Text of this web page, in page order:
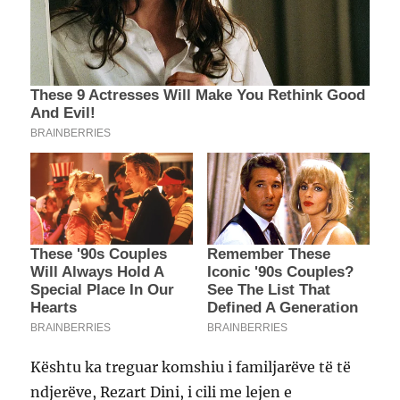
Kështu ka treguar komshiu i familjarëve të të
ndjerëve, Rezart Dini, i cili me lejen e